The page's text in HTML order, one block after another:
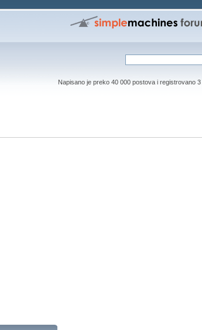
Napisano je preko 40 000 postova i registrovano